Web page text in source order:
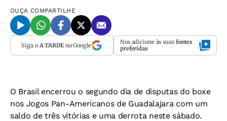
OUÇA COMPARTILHE
Siga o A TARDEno Google Nos adicione às suas fontes
preferidas
O Brasil encerrou o segundo dia de disputas do boxe
nos Jogos Pan-Americanos de Guadalajara com um
saldo de três vitórias e uma derrota neste sábado.